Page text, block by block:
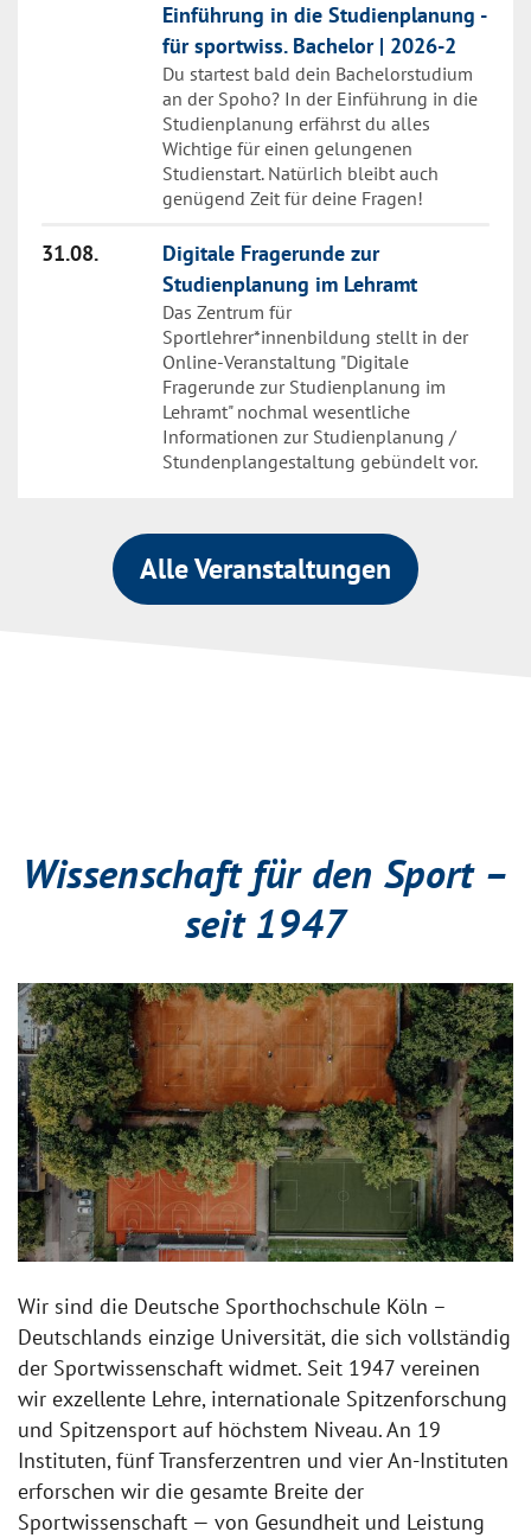
Einführung in die Studienplanung -
für sportwiss. Bachelor | 2026-2
Du startest bald dein Bachelorstudium
an der Spoho? In der Einführung in die
Studienplanung erfährst du alles
Wichtige für einen gelungenen
Studienstart. Natürlich bleibt auch
genügend Zeit für deine Fragen!
31.08.
Digitale Fragerunde zur
Studienplanung im Lehramt
Das Zentrum für
Sportlehrer*innenbildung stellt in der
Online-Veranstaltung "Digitale
Fragerunde zur Studienplanung im
Lehramt" nochmal wesentliche
Informationen zur Studienplanung /
Stundenplangestaltung gebündelt vor.
Alle Veranstaltungen
Wissenschaft für den Sport –
seit 1947
Wir sind die Deutsche Sporthochschule Köln –
Deutschlands einzige Universität, die sich vollständig
der Sportwissenschaft widmet. Seit 1947 vereinen
wir exzellente Lehre, internationale Spitzenforschung
und Spitzensport auf höchstem Niveau. An 19
Instituten, fünf Transferzentren und vier An-Instituten
erforschen wir die gesamte Breite der
Sportwissenschaft — von Gesundheit und Leistung